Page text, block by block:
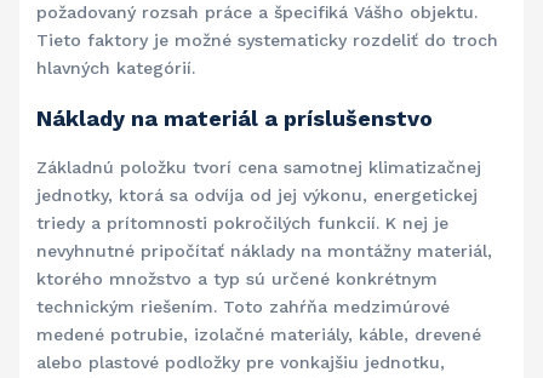
požadovaný rozsah práce a špecifiká Vášho objektu.
Tieto faktory je možné systematicky rozdeliť do troch
hlavných kategórií.
Náklady na materiál a príslušenstvo
Základnú položku tvorí cena samotnej klimatizačnej
jednotky, ktorá sa odvíja od jej výkonu, energetickej
triedy a prítomnosti pokročilých funkcií. K nej je
nevyhnutné pripočítať náklady na montážny materiál,
ktorého množstvo a typ sú určené konkrétnym
technickým riešením. Toto zahŕňa medzimúrové
medené potrubie, izolačné materiály, káble, drevené
alebo plastové podložky pre vonkajšiu jednotku,